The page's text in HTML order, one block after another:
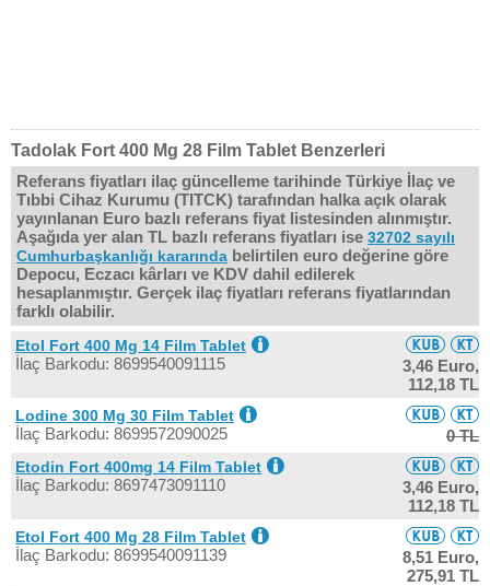
Tadolak Fort 400 Mg 28 Film Tablet Benzerleri
Referans fiyatları ilaç güncelleme tarihinde Türkiye İlaç ve
Tıbbi Cihaz Kurumu (TITCK) tarafından halka açık olarak
yayınlanan Euro bazlı referans fiyat listesinden alınmıştır.
Aşağıda yer alan TL bazlı referans fiyatları ise 32702 sayılı
Cumhurbaşkanlığı kararında belirtilen euro değerine göre
Depocu, Eczacı kârları ve KDV dahil edilerek
hesaplanmıştır. Gerçek ilaç fiyatları referans fiyatlarından
farklı olabilir.
Etol Fort 400 Mg 14 Film Tablet
İlaç Barkodu: 8699540091115
3,46 Euro,
112,18 TL
Lodine 300 Mg 30 Film Tablet
İlaç Barkodu: 8699572090025 0 TL
Etodin Fort 400mg 14 Film Tablet
İlaç Barkodu: 8697473091110
3,46 Euro,
112,18 TL
Etol Fort 400 Mg 28 Film Tablet
İlaç Barkodu: 8699540091139
8,51 Euro,
275,91 TL